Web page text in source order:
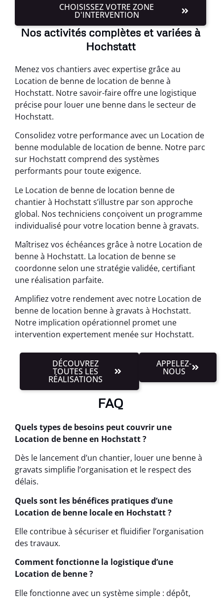
CHOISISSEZ VOTRE ZONE
D'INTERVENTION
Nos activités complètes et variées à
Hochstatt
Menez vos chantiers avec expertise grâce au
Location de benne de location de benne à
Hochstatt. Notre savoir-faire offre une logistique
précise pour louer une benne dans le secteur de
Hochstatt.
Consolidez votre performance avec un Location de
benne modulable de location de benne. Notre parc
sur Hochstatt comprend des systèmes
performants pour toute exigence.
Le Location de benne de location benne de
chantier à Hochstatt s’illustre par son approche
global. Nos techniciens conçoivent un programme
individualisé pour votre location benne à gravats.
Maîtrisez vos échéances grâce à notre Location de
benne à Hochstatt. La location de benne se
coordonne selon une stratégie validée, certifiant
une réalisation parfaite.
Amplifiez votre rendement avec notre Location de
benne de location benne à gravats à Hochstatt.
Notre implication opérationnel promet une
intervention expertement menée sur Hochstatt.
DÉCOUVREZ
TOUTES LES
RÉALISATIONS
APPELEZ-
NOUS
FAQ
Quels types de besoins peut couvrir une
Location de benne en Hochstatt ?
Dès le lancement d’un chantier, louer une benne à
gravats simplifie l’organisation et le respect des
délais.
Quels sont les bénéfices pratiques d’une
Location de benne locale en Hochstatt ?
Elle contribue à sécuriser et fluidifier l’organisation
des travaux.
Comment fonctionne la logistique d’une
Location de benne ?
Elle fonctionne avec un système simple : dépôt,